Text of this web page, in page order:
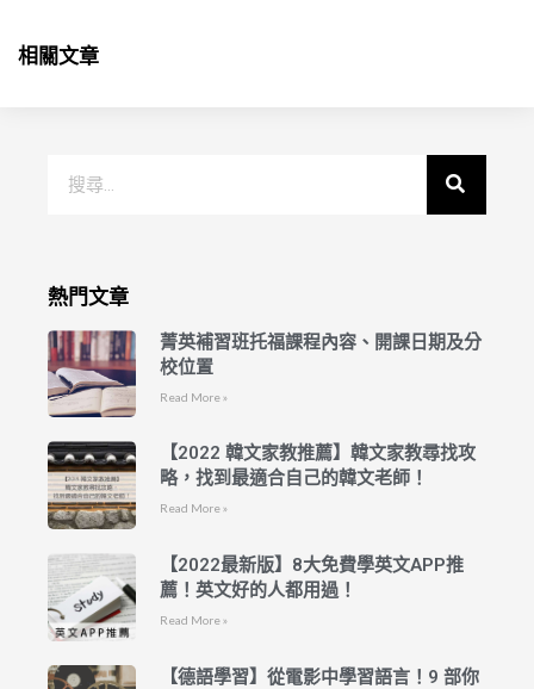
相關文章
熱門文章
菁英補習班托福課程內容、開課日期及分
校位置
Read More »
【2022 韓文家教推薦】韓文家教尋找攻
略，找到最適合自己的韓文老師！
Read More »
【2022最新版】8大免費學英文APP推
薦！英文好的人都用過！
Read More »
【德語學習】從電影中學習語言！9 部你